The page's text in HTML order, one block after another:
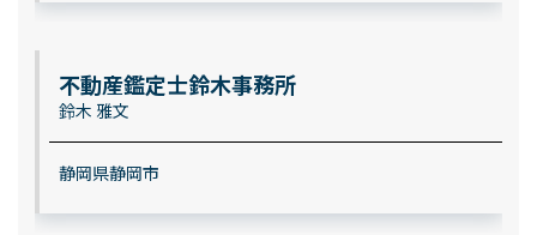
不動産鑑定士鈴木事務所
鈴木 雅文
静岡県静岡市